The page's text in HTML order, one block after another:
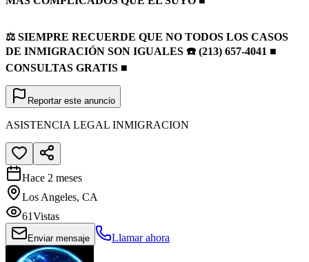
⚖️ SIEMPRE RECUERDE QUE NO TODOS LOS CASOS
DE INMIGRACIÓN SON IGUALES ☎️ (213) 657-4041 ■
CONSULTAS GRATIS ■
Reportar este anuncio
ASISTENCIA LEGAL INMIGRACION
Hace 2 meses
Los Angeles, CA
61Vistas
Enviar mensaje Llamar ahora